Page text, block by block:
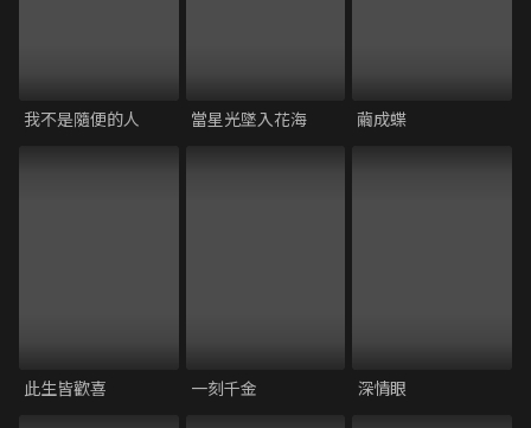
我不是隨便的人 當星光墜入花海 繭成蝶
此生皆歡喜 一刻千金 深情眼